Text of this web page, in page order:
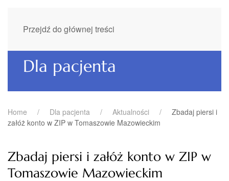
Przejdź do głównej treści
Dla pacjenta
Home Dla pacjenta Aktualności
Zbadaj piersi i
załóż konto w ZIP w Tomaszowie Mazowieckim
Zbadaj piersi i załóż konto w ZIP w
Tomaszowie Mazowieckim